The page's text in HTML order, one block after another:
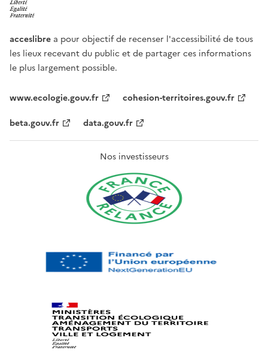
acceslibre a pour objectif de recenser l'accessibilité de tous
les lieux recevant du public et de partager ces informations
le plus largement possible.
www.ecologie.gouv.fr
cohesion-territoires.gouv.fr
beta.gouv.fr
data.gouv.fr
Nos investisseurs